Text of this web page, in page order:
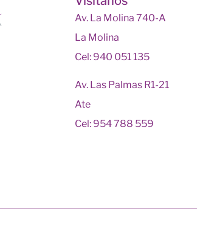
Av. La Molina 740-A
La Molina
Cel: 940 051 135
Av. Las Palmas R1-21
Ate
Cel: 954 788 559